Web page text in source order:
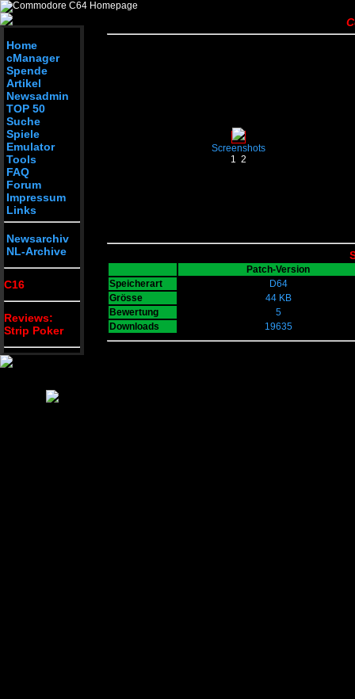
Home
cManager
Spende
Artikel
Newsadmin
TOP 50
Suche
Spiele
Emulator
Tools
FAQ
Forum
Impressum
Links
Newsarchiv
NL-Archive
C16
Reviews:
Strip Poker
Screenshots
1 2
Patch-Version
Speicherart
D64
Grösse
44 KB
Bewertung
5
Downloads
19635